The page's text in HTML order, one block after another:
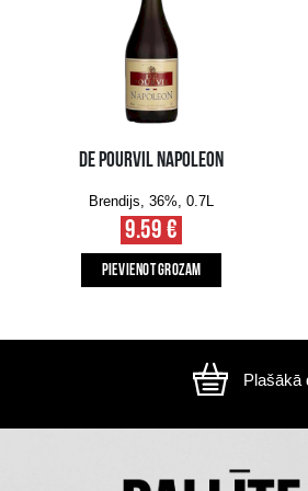
Attēls ir ilustratīvs,
CITI MŪSU KLIENTI IZVĒLAS